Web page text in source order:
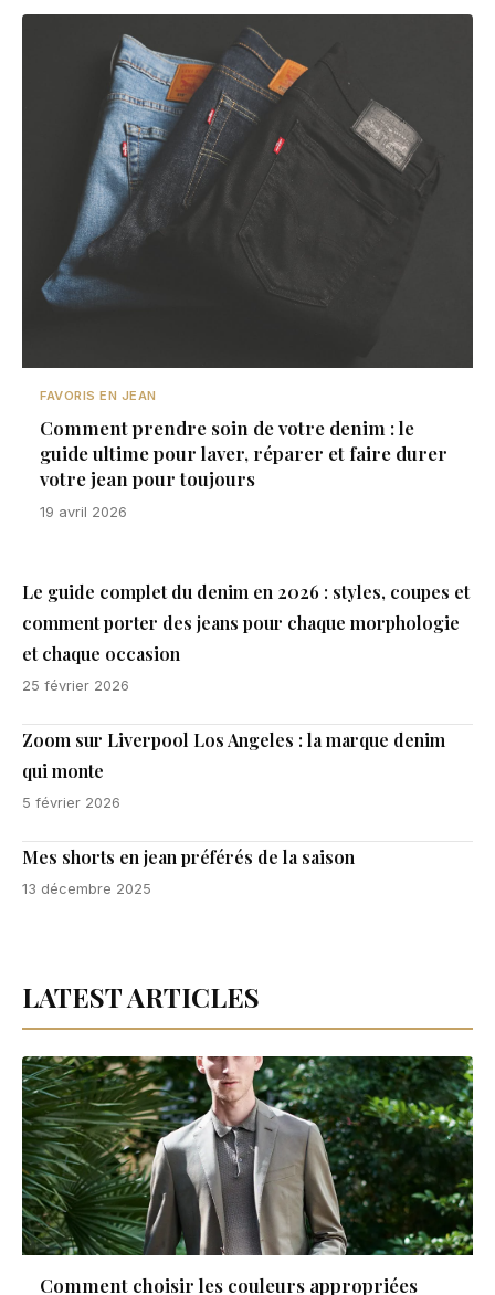
FAVORIS EN JEAN
Comment prendre soin de votre denim : le
guide ultime pour laver, réparer et faire durer
votre jean pour toujours
19 avril 2026
Le guide complet du denim en 2026 : styles, coupes et
comment porter des jeans pour chaque morphologie
et chaque occasion
25 février 2026
Zoom sur Liverpool Los Angeles : la marque denim
qui monte
5 février 2026
Mes shorts en jean préférés de la saison
13 décembre 2025
LATEST ARTICLES
Comment choisir les couleurs appropriées